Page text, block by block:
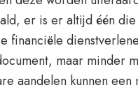
er is er altijd één
financiële
maar minder
aandelen kunnen een